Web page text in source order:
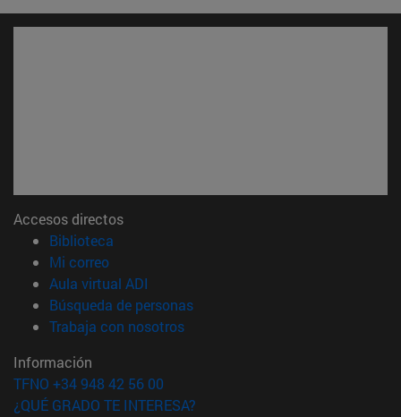
Accesos directos
Biblioteca
Mi correo(abre en nueva ventana)
Aula virtual ADI
Búsqueda de personas(abre en nueva ventana)
Trabaja con nosotros(abre en nueva ventana)
Información
TFNO +34 948 42 56 00
¿QUÉ GRADO TE INTERESA?